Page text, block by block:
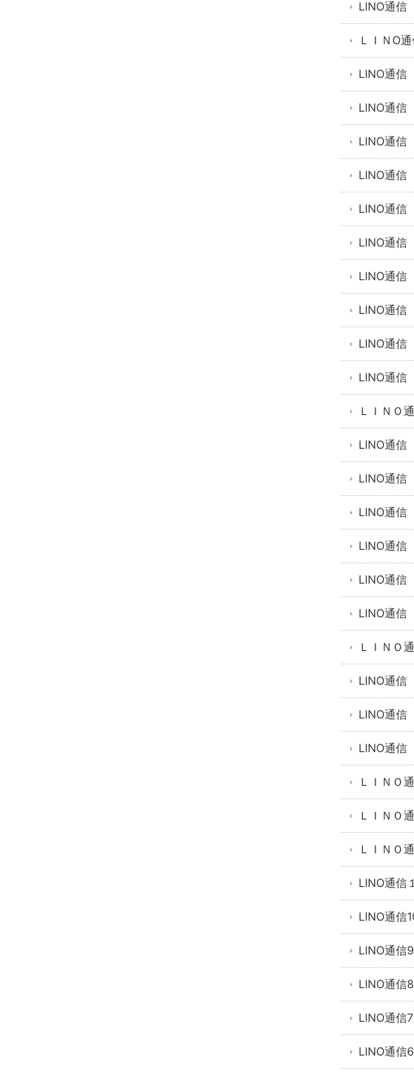
LINO通
ＬＩＮO
LINO通信
LINO通
LINO通
LINO通
LINO通
LINO通
LINO通
LINO通
LINO通信
LINO通
ＬＩＮＯ
LINO通
LINO通信
LINO通
LINO通
LINO通信
LINO通
ＬＩＮＯ
LINO通信
LINO通
LINO通
ＬＩＮＯ
ＬＩＮＯ
ＬＩＮＯ
LINO通信
LINO通信
LINO通信
LINO通信
LINO通信
LINO通信